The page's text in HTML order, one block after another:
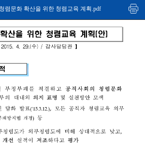
렴문화 확산을 위한 청렴교육 계획.pdf